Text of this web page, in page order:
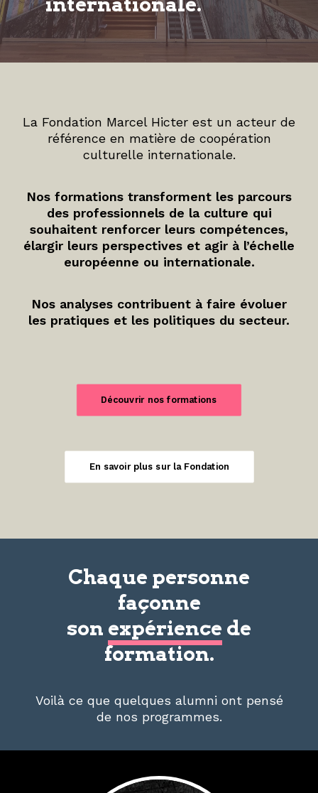
La Fondation Marcel Hicter est un acteur de
référence en matière de coopération
culturelle internationale.
Nos formations transforment les parcours
des professionnels de la culture qui
souhaitent renforcer leurs compétences,
élargir leurs perspectives et agir à l’échelle
européenne ou internationale.
Nos analyses contribuent à faire évoluer
les pratiques et les politiques du secteur.
Découvrir nos formations
En savoir plus sur la Fondation
Chaque personne
façonne
son expérience de
formation.
Voilà ce que quelques alumni ont pensé
de nos programmes.